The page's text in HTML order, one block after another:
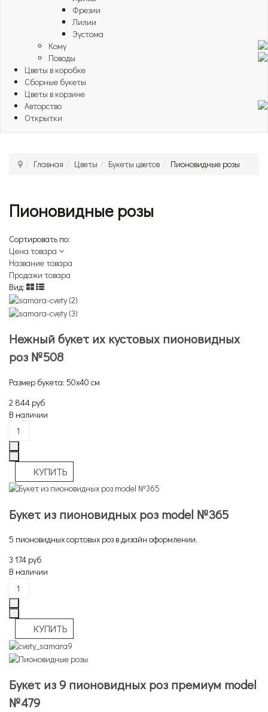
Фрезии
Лилии
Эустома
Кому
Поводы
Цветы в коробке
Сборные букеты
Цветы в корзине
Авторство
Открытки
Главная Цветы Букеты цветов Пионовидные розы
Пионовидные розы
Сортировать по:
Цена товара
Название товара
Продажи товара
Вид:
Нежный букет их кустовых пионовидных
роз №508
Размер букета: 50х40 см
2 844 руб
В наличии
Букет из пионовидных роз model №365
5 пионовидных сортовых роз в дизайн оформлении.
3 174 руб
В наличии
Букет из 9 пионовидных роз премиум model
№479